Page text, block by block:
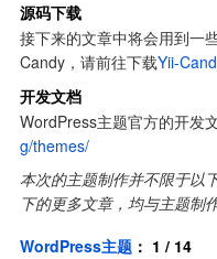
源码下载
接下来的文章中将会用到一
Candy，请前往下载Yii-
开发文档
WordPress主题官方的开发
g/themes/
本次的主题制作并不限于以
下的更多文章，均与主题制
WordPress主题 ： 1 / 14